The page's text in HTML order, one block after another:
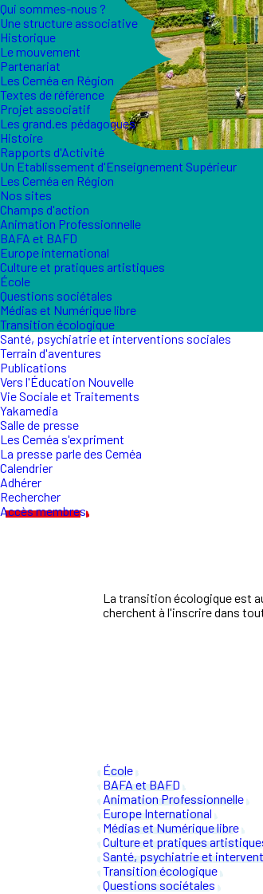
Qui sommes-nous ?
Une structure associative
Historique
Le mouvement
Partenariat
Les Ceméa en Région
Textes de référence
Projet associatif
Les grand.es pédagogues
Histoire
Rapports d'Activité
Un Etablissement d'Enseignement Supérieur
Les Ceméa en Région
Nos sites
Champs d'action
Animation Professionnelle
BAFA et BAFD
Europe international
Culture et pratiques artistiques
École
Questions sociétales
Médias et Numérique libre
Transition écologique
Santé, psychiatrie et interventions sociales
Terrain d'aventures
Publications
Vers l'Éducation Nouvelle
Vie Sociale et Traitements
Yakamedia
Salle de presse
Les Ceméa s'expriment
La presse parle des Ceméa
Calendrier
Adhérer
Rechercher
Accès membres
La transition écologique est
cherchent à l'inscrire dans
École
BAFA et BAFD
Animation Professionnelle
Europe International
Médias et Numérique libre
Culture et pratiques
Santé, psychiatrie et
Transition écologique
Questions sociétales